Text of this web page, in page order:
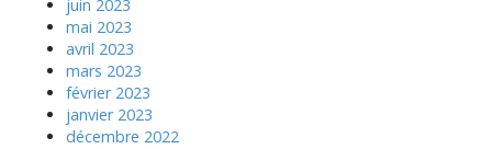
juin 2023
mai 2023
avril 2023
mars 2023
février 2023
janvier 2023
décembre 2022